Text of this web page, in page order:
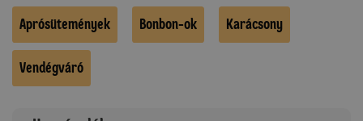
Aprósütemények Bonbon-ok Karácsony
Vendégváró